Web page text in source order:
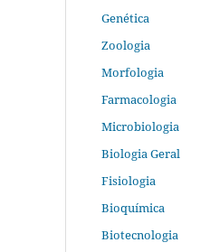
Genética
Zoologia
Morfologia
Farmacologia
Microbiologia
Biologia Geral
Fisiologia
Bioquímica
Biotecnologia